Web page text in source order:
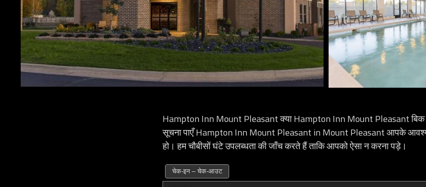
Hampton Inn Mount Pleasant क्या Hampton Inn Mount Pleasant बिक
सूचना पाएँ Hampton Inn Mount Pleasant in Mount Pleasant आपके
हो। हम चौबीसों घंटे उपलब्धता की जाँच करते हैं ताकि आपको ऐसा न करना पड़े।
चेक-इन – चेक-आउट